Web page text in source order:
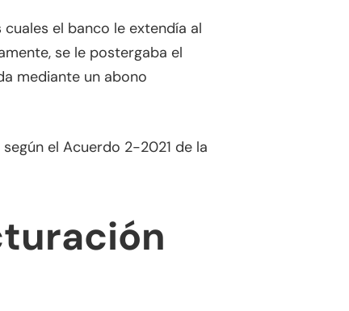
el banco le extendía al
se le postergaba el
mediante un abono
el Acuerdo 2-2021 de la